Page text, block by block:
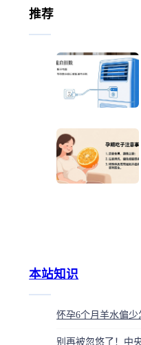
推荐
本站知识
怀孕6个月羊水偏